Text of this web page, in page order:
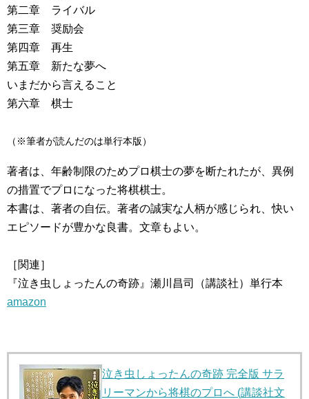
第二章 ライバル
第三章 奨励会
第四章 再生
第五章 新たな夢へ
いまだから言えること
第六章 棋士
（※筆者が読んだのは単行本版）
著者は、年齢制限のためプロ棋士の夢を断たれたが、異例
の措置でプロになった将棋棋士。
本書は、著者の自伝。著者の誠実な人柄が感じられ、快い
エピソードが豊かな良書。文章もよい。
［関連］
『泣き虫しょったんの奇跡』瀬川昌司（講談社）単行本
amazon
泣き虫しょったんの奇跡 完全版 サラ
リーマンから将棋のプロへ (講談社文